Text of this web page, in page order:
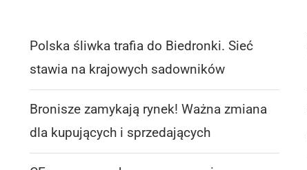
Polska śliwka trafia do Biedronki. Sieć
stawia na krajowych sadowników
Bronisze zamykają rynek! Ważna zmiana
dla kupujących i sprzedających